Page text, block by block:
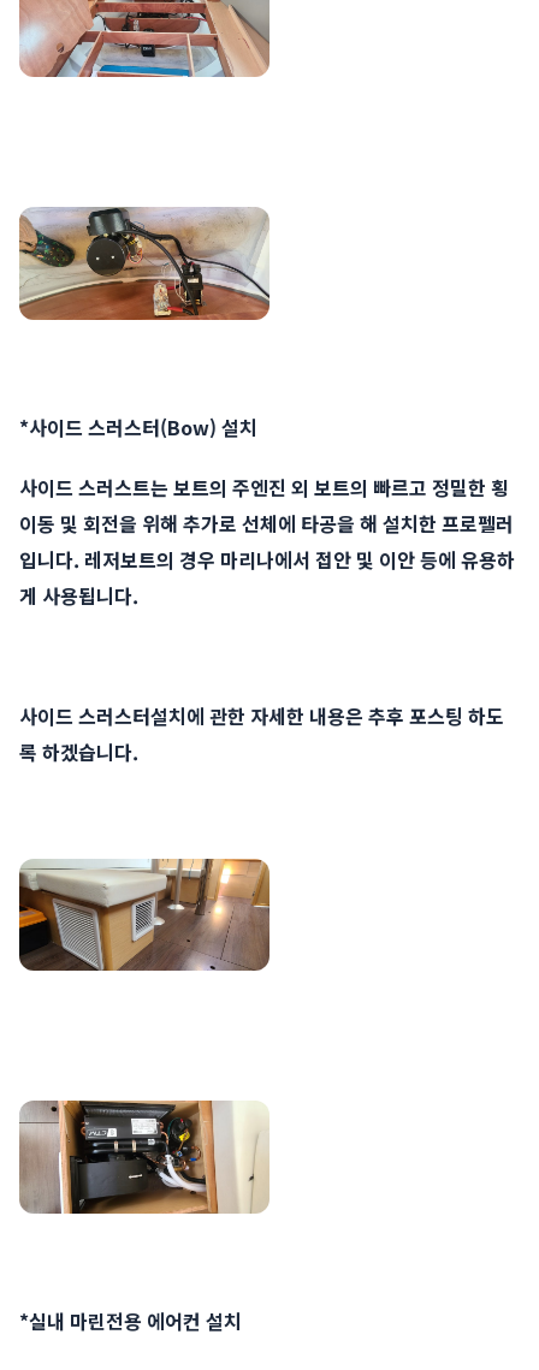
*사이드 스러스터(Bow) 설치
사이드 스러스트는 보트의 주엔진 외 보트의 빠르고 정밀한 횡
이동 및 회전을 위해 추가로 선체에 타공을 해 설치한 프로펠러
입니다. 레저보트의 경우 마리나에서 접안 및 이안 등에 유용하
게 사용됩니다.
사이드 스러스터설치에 관한 자세한 내용은 추후 포스팅 하도
록 하겠습니다.
*실내 마린전용 에어컨 설치